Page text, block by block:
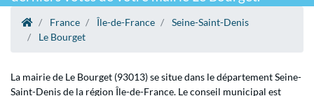
France Île-de-France
Seine-Saint-Denis
Le Bourget
La mairie de Le Bourget (93013) se situe dans le département Seine-
Saint-Denis de la région Île-de-France. Le conseil municipal est